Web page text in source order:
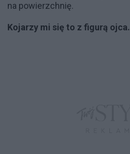
na powierzchnię.
Kojarzy mi się to z figurą ojca.